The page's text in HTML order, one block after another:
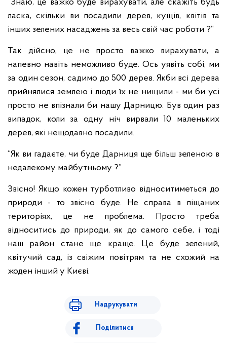
“Знаю, це важко буде вирахувати, але скажіть будь
ласка, скільки ви посадили дерев, кущів, квітів та
інших зелених насаджень за весь свій час роботи ?“
Так дійсно, це не просто важко вирахувати, а
напевно навіть неможливо буде. Ось уявіть собі, ми
за один сезон, садимо до 500 дерев. Якби всі дерева
прийнялися землею і люди їх не нищили - ми би усі
просто не впізнали би нашу Дарницю. Був один раз
випадок, коли за одну ніч вирвали 10 маленьких
дерев, які нещодавно посадили.
“Як ви гадаєте, чи буде Дарниця ще більш зеленою в
недалекому майбутньому ?”
Звісно! Якщо кожен турботливо відноситиметься до
природи - то звісно буде. Не справа в піщаних
територіях, це не проблема. Просто треба
відноситись до природи, як до самого себе, і тоді
наш район стане ще краще. Це буде зелений,
квітучий сад, із свіжим повітрям та не схожий на
жоден інший у Києві.
Надрукувати
Поділитися